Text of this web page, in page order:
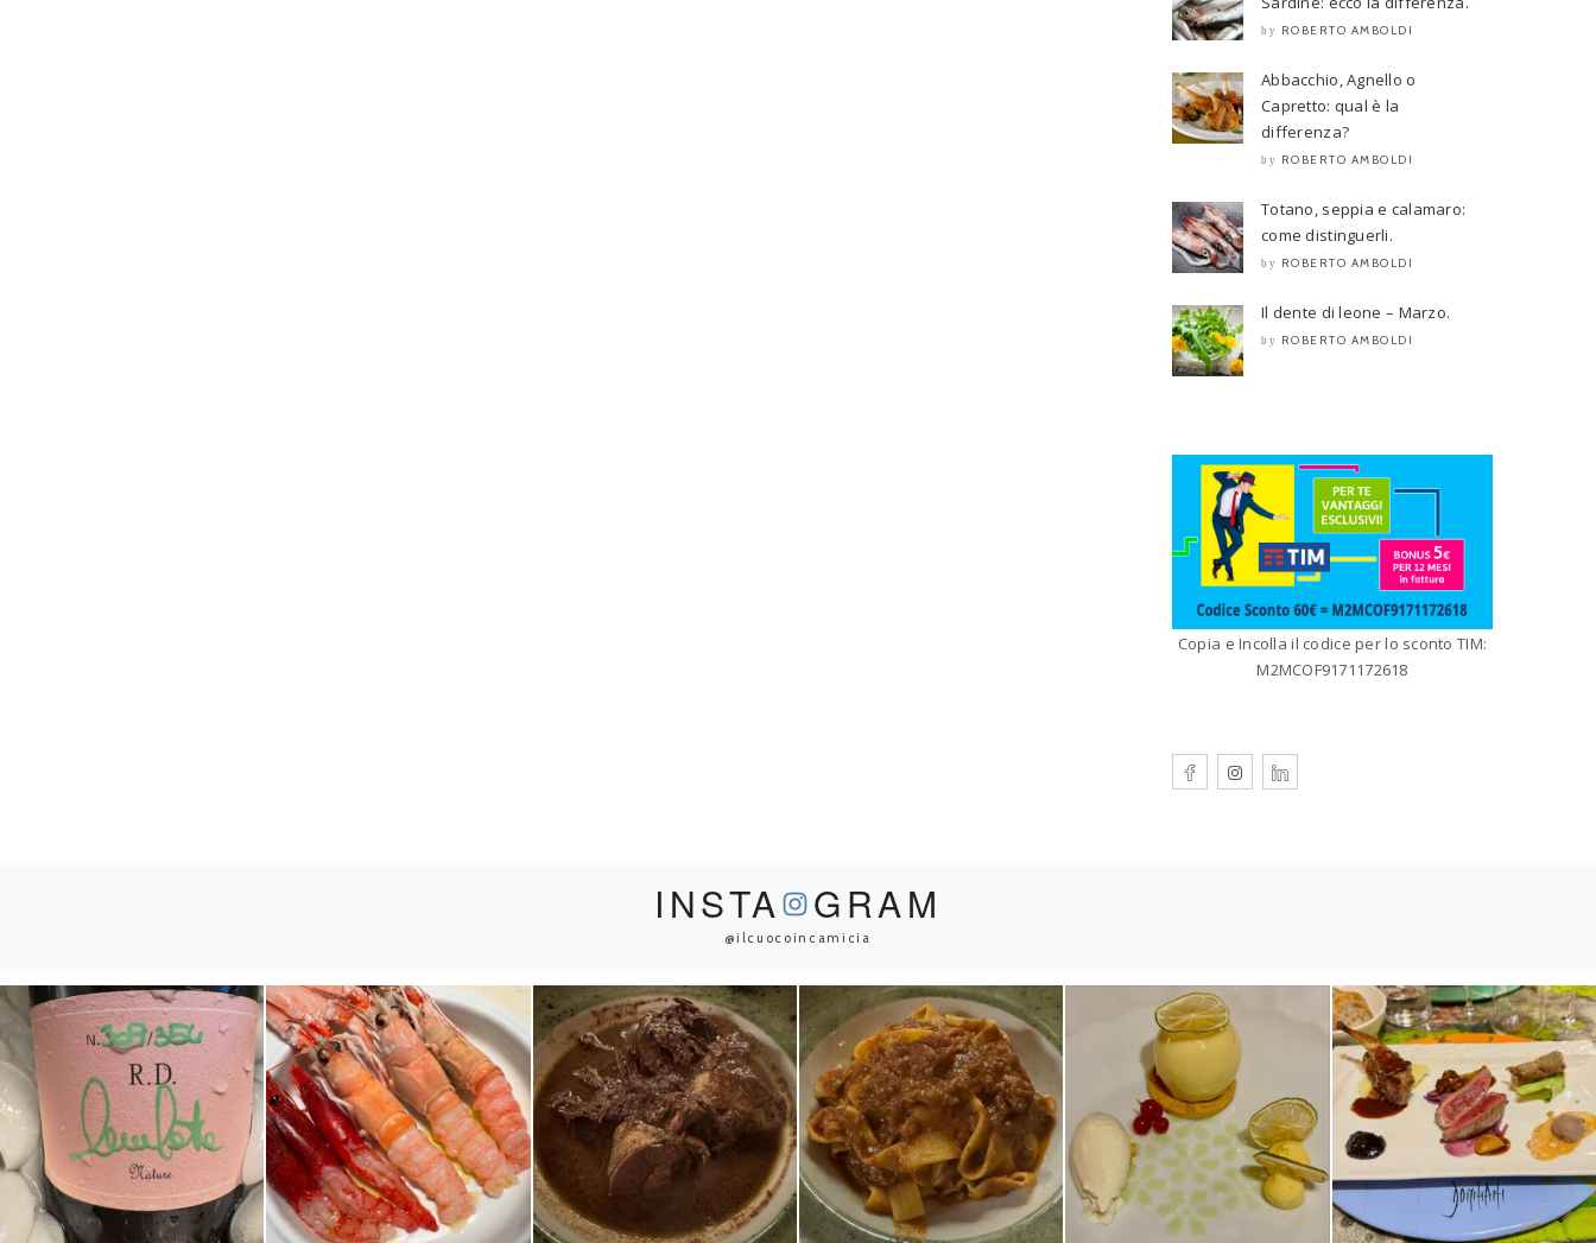
by ROBERTO AMBOLDI
Abbacchio, Agnello o
Capretto: qual è la
differenza?
by ROBERTO AMBOLDI
Totano, seppia e calamaro:
come distinguerli.
by ROBERTO AMBOLDI
Il dente di leone – Marzo.
by ROBERTO AMBOLDI
Copia e Incolla il codice per lo sconto TIM:
M2MCOF9171172618
INSTA GRAM
@ilcuocoincamicia